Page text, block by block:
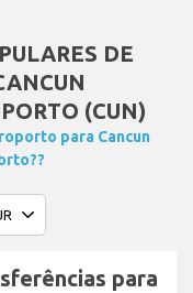
DE
(CUN)
para Cancun
para